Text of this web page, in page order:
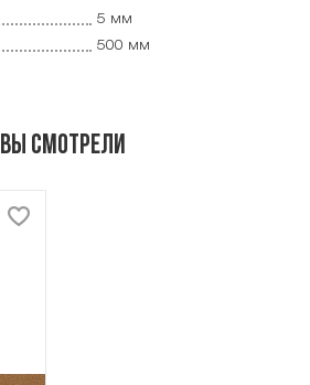
5 мм
500 мм
Вы смотрели